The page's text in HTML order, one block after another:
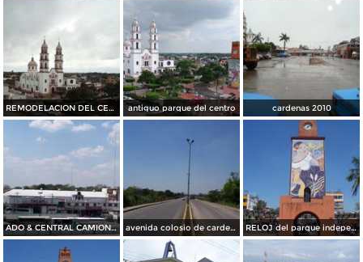
REMODELACION DEL CENTRO antiguo parque del centro cardenas 2010
ADO & CENTRAL CAMIONERA DE CARDENAS TABASCO MEXICO avenida colosio de cardenas tabasco RELOJ del parque independencia de cardenas tabasco mexico